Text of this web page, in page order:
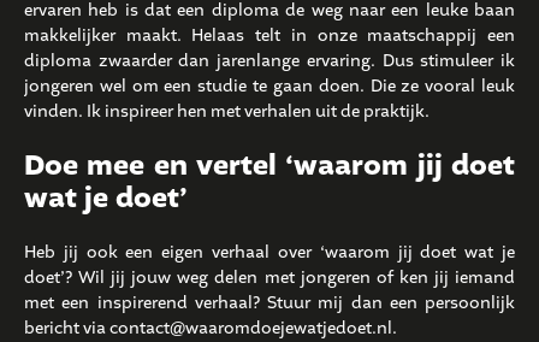
ervaren heb is dat een diploma de weg naar een leuke baan
makkelijker maakt. Helaas telt in onze maatschappij een
diploma zwaarder dan jarenlange ervaring. Dus stimuleer ik
jongeren wel om een studie te gaan doen. Die ze vooral leuk
vinden. Ik inspireer hen met verhalen uit de praktijk.
Doe mee en vertel ‘waarom jij doet
wat je doet’
Heb jij ook een eigen verhaal over ‘waarom jij doet wat je
doet’? Wil jij jouw weg delen met jongeren of ken jij iemand
met een inspirerend verhaal? Stuur mij dan een persoonlijk
bericht via contact@waaromdoejewatjedoet.nl.